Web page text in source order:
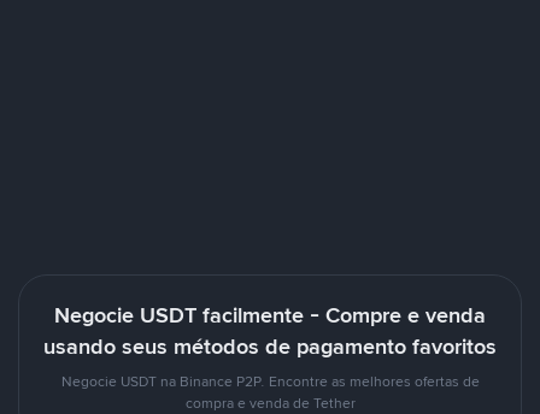
Negocie USDT facilmente - Compre e venda
usando seus métodos de pagamento favoritos
Negocie USDT na Binance P2P. Encontre as melhores ofertas de
compra e venda de Tether